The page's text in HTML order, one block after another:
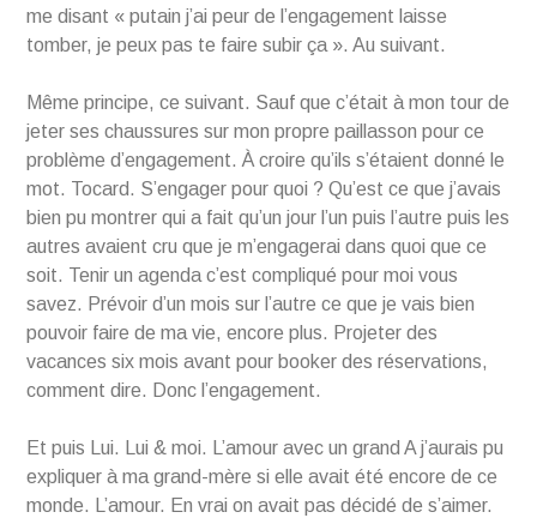
me disant « putain j’ai peur de l’engagement laisse
tomber, je peux pas te faire subir ça ». Au suivant.
Même principe, ce suivant. Sauf que c’était à mon tour de
jeter ses chaussures sur mon propre paillasson pour ce
problème d’engagement. À croire qu’ils s’étaient donné le
mot. Tocard. S’engager pour quoi ? Qu’est ce que j’avais
bien pu montrer qui a fait qu’un jour l’un puis l’autre puis les
autres avaient cru que je m’engagerai dans quoi que ce
soit. Tenir un agenda c’est compliqué pour moi vous
savez. Prévoir d’un mois sur l’autre ce que je vais bien
pouvoir faire de ma vie, encore plus. Projeter des
vacances six mois avant pour booker des réservations,
comment dire. Donc l’engagement.
Et puis Lui. Lui & moi. L’amour avec un grand A j’aurais pu
expliquer à ma grand-mère si elle avait été encore de ce
monde. L’amour. En vrai on avait pas décidé de s’aimer.